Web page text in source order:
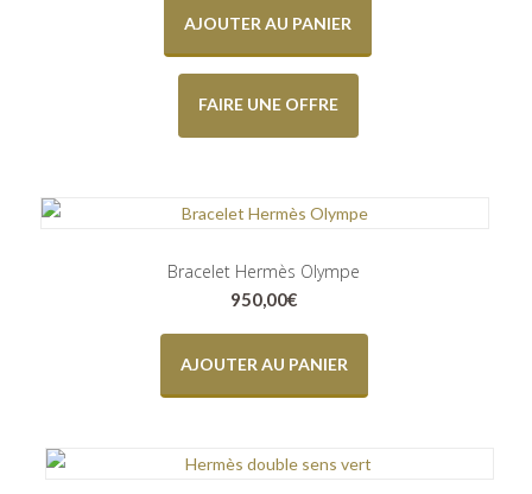
AJOUTER AU PANIER
FAIRE UNE OFFRE
Bracelet Hermès Olympe
950,00€
AJOUTER AU PANIER